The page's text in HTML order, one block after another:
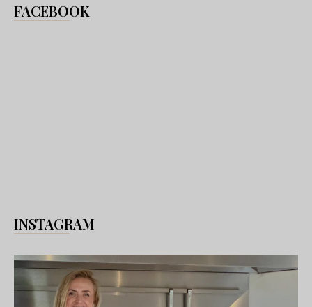
FACEBOOK
INSTAGRAM